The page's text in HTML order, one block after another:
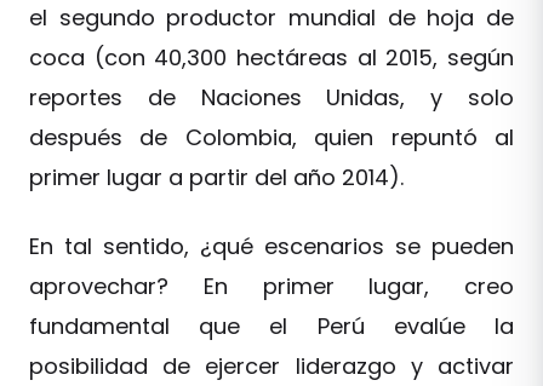
el segundo productor mundial de hoja de
coca (con 40,300 hectáreas al 2015, según
reportes de Naciones Unidas, y solo
después de Colombia, quien repuntó al
primer lugar a partir del año 2014).
En tal sentido, ¿qué escenarios se pueden
aprovechar? En primer lugar, creo
fundamental que el Perú evalúe la
posibilidad de ejercer liderazgo y activar